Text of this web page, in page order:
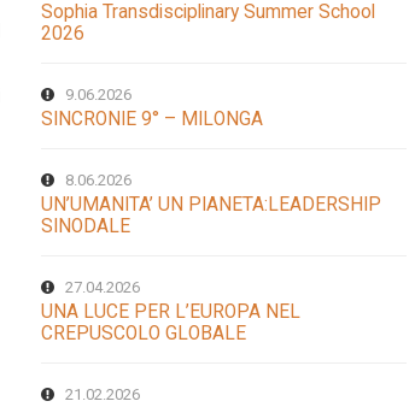
Sophia Transdisciplinary Summer School
2026
9.06.2026
SINCRONIE 9° – MILONGA
8.06.2026
UN’UMANITA’ UN PIANETA:LEADERSHIP
SINODALE
27.04.2026
UNA LUCE PER L’EUROPA NEL
CREPUSCOLO GLOBALE
21.02.2026